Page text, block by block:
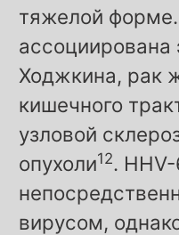
тяжелой
Ходжкина, рак
кишечного
узловой
опухоли12.
вирусом,